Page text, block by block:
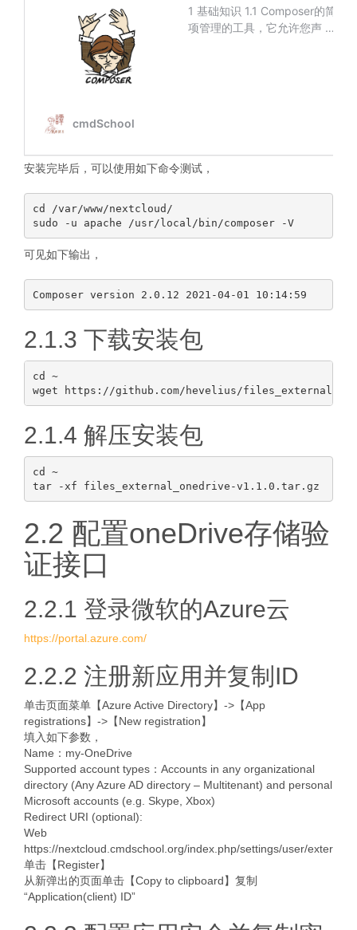
安装完毕后，可以使用如下命令测试，
cd /var/www/nextcloud/
sudo -u apache /usr/local/bin/composer -V
可见如下输出，
2.1.3 下载安装包
cd ~
2.1.4 解压安装包
cd ~
2.2 配置oneDrive存储验
证接口
2.2.1 登录微软的Azure云
https://portal.azure.com/
2.2.2 注册新应用并复制ID
单击页面菜单【Azure Active Directory】->【App
registrations】->【New registration】
填入如下参数，
Name：my-OneDrive
Supported account types：Accounts in any organizational
directory (Any Azure AD directory – Multitenant) and personal
Microsoft accounts (e.g. Skype, Xbox)
Redirect URI (optional):
Web
https://nextcloud.cmdschool.org/index.php/settings/user/
单击【Register】
从新弹出的页面单击【Copy to clipboard】复制
“Application(client) ID”